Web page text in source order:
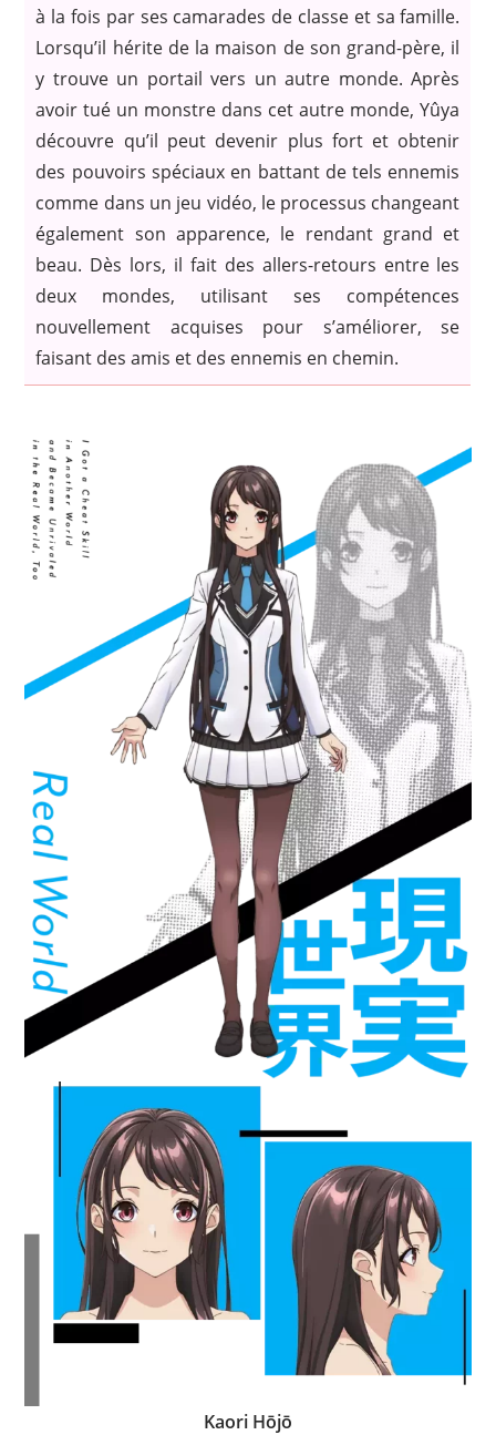
à la fois par ses camarades de classe et sa famille.
Lorsqu’il hérite de la maison de son grand-père, il
y trouve un portail vers un autre monde. Après
avoir tué un monstre dans cet autre monde, Yûya
découvre qu’il peut devenir plus fort et obtenir
des pouvoirs spéciaux en battant de tels ennemis
comme dans un jeu vidéo, le processus changeant
également son apparence, le rendant grand et
beau. Dès lors, il fait des allers-retours entre les
deux mondes, utilisant ses compétences
nouvellement acquises pour s’améliorer, se
faisant des amis et des ennemis en chemin.
Kaori Hōjō